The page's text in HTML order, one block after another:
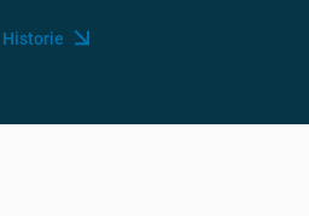
Historie